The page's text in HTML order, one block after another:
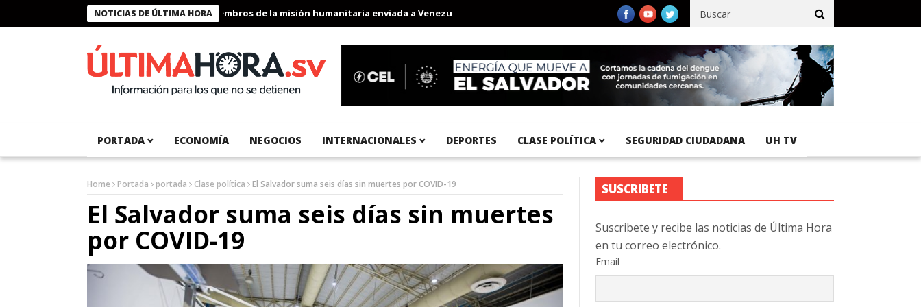
NOTICIAS DE ÚLTIMA HORA
Presidente Bukele condecora a miembros de la misión humanitaria enviada a Venezuela Aeropuerto Internacional del Pacífico registra 92 % de avance en obras de terracería
PORTADA ECONOMÍA NEGOCIOS INTERNACIONALES DEPORTES CLASE POLÍTICA SEGURIDAD CIUDADANA UH TV
Home Portada portada Clase política El Salvador suma seis días sin muertes por COVID-19
El Salvador suma seis días sin muertes
por COVID-19
SUSCRIBETE
Suscribete y recibe las noticias de Última Hora
en tu correo electrónico.
Email